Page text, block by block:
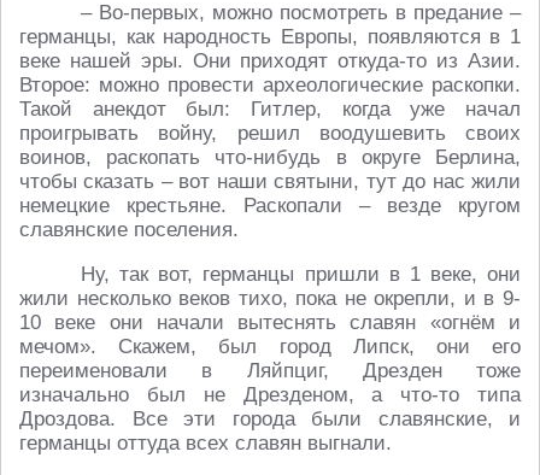
– Во-первых, можно посмотреть в предание –
германцы, как народность Европы, появляются в 1
веке нашей эры. Они приходят откуда-то из Азии.
Второе: можно провести археологические раскопки.
Такой анекдот был: Гитлер, когда уже начал
проигрывать войну, решил воодушевить своих
воинов, раскопать что-нибудь в округе Берлина,
чтобы сказать – вот наши святыни, тут до нас жили
немецкие крестьяне. Раскопали – везде кругом
славянские поселения.
Ну, так вот, германцы пришли в 1 веке, они
жили несколько веков тихо, пока не окрепли, и в 9-
10 веке они начали вытеснять славян «огнём и
мечом». Скажем, был город Липск, они его
переименовали в Ляйпциг, Дрезден тоже
изначально был не Дрезденом, а что-то типа
Дроздова. Все эти города были славянские, и
германцы оттуда всех славян выгнали.